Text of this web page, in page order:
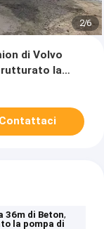
2/6
di Volvo
la
Contattaci
di Beton,
la pompa di